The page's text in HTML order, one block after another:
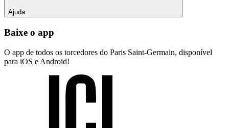
Ajuda
Baixe o app
O app de todos os torcedores do Paris Saint-Germain, disponível
para iOS e Android!